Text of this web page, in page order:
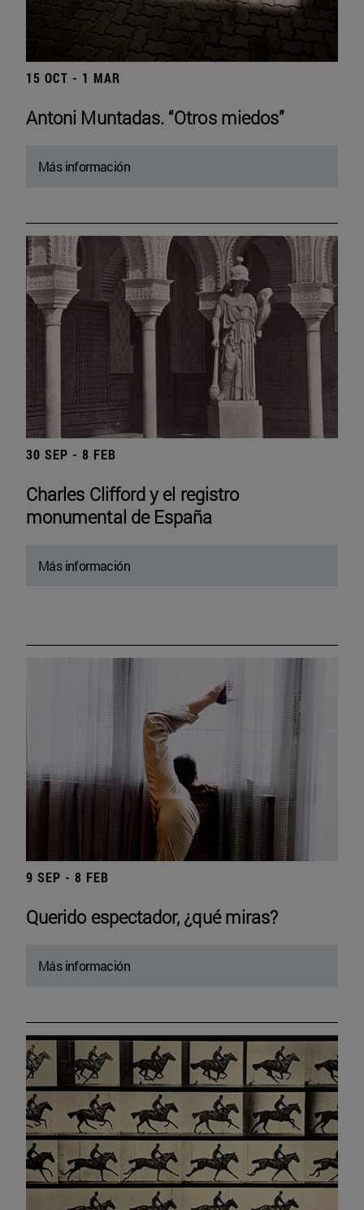
15 OCT - 1 MAR
Antoni Muntadas. “Otros miedos”
Más información
30 SEP - 8 FEB
Charles Clifford y el registro
monumental de España
Más información
9 SEP - 8 FEB
Querido espectador, ¿qué miras?
Más información